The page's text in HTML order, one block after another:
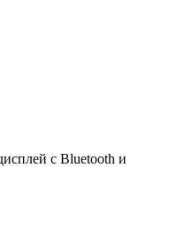
c Bluetooth и